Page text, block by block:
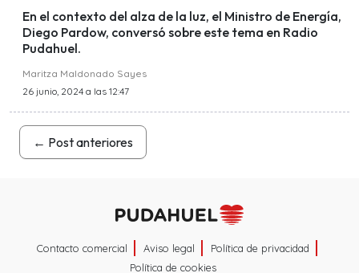
En el contexto del alza de la luz, el Ministro de Energía,
Diego Pardow, conversó sobre este tema en Radio
Pudahuel.
Maritza Maldonado Sayes
26 junio, 2024 a las 12:47
← Post anteriores
Contacto comercial Aviso legal
Política de privacidad
Política de cookies